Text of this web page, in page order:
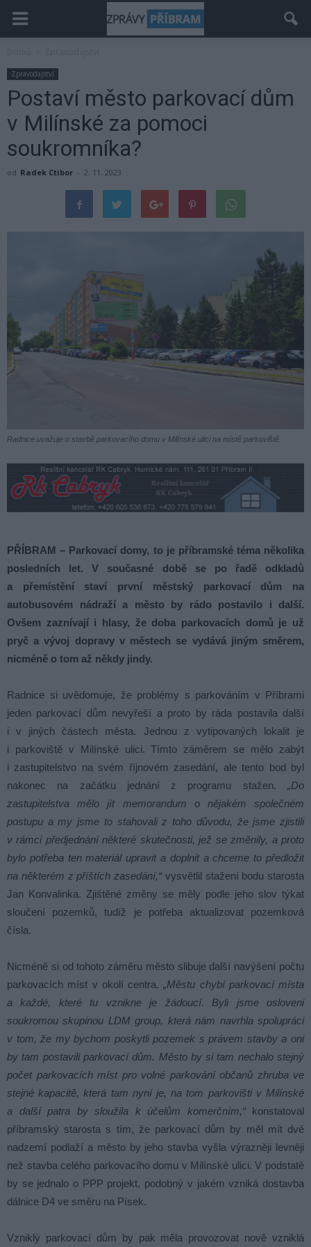
Zpravodajství
Postaví město parkovací dům
v Milínské za pomoci
soukromníka?
od Radek Ctibor - 2. 11. 2023
Radnice uvažuje o stavbě parkovacího domu v Milínské ulici na místě parkoviště.
PŘÍBRAM – Parkovací domy, to je příbramské téma několika
posledních let. V současné době se po řadě odkladů
a přemístění staví první městský parkovací dům na
autobusovém nádraží a město by rádo postavilo i další.
Ovšem zaznívají i hlasy, že doba parkovacích domů je už
pryč a vývoj dopravy v městech se vydává jiným směrem,
nicméně o tom až někdy jindy.
Radnice si uvědomuje, že problémy s parkováním v Příbrami
jeden parkovací dům nevyřeší a proto by ráda postavila další
i v jiných částech města. Jednou z vytipovaných lokalit je
i parkoviště v Milínské ulici. Tímto záměrem se mělo zabýt
i zastupitelstvo na svém říjnovém zasedání, ale tento bod byl
nakonec na začátku jednání z programu stažen. „Do
zastupitelstva mělo jít memorandum o nějakém společném
postupu a my jsme to stahovali z toho důvodu, že jsme zjistili
v rámci předjednání některé skutečnosti, jež se změnily, a proto
bylo potřeba ten materiál upravit a doplnit a chceme to předložit
na některém z příštích zasedání,“ vysvětlil stažení bodu starosta
Jan Konvalinka. Zjištěné změny se měly podle jeho slov týkat
sloučení pozemků, tudíž je potřeba aktualizovat pozemková
čísla.
Nicméně si od tohoto záměru město slibuje další navýšení počtu
parkovacích míst v okolí centra. „Městu chybí parkovací místa
a každé, které tu vznikne je žádoucí. Byli jsme osloveni
soukromou skupinou LDM group, která nám navrhla spolupráci
v tom, že my bychom poskytli pozemek s právem stavby a oni
by tam postavili parkovací dům. Město by si tam nechalo stejný
počet parkovacích míst pro volné parkování občanů zhruba ve
stejné kapacitě, která tam nyní je, na tom parkovišti v Milínské
a další patra by sloužila k účelům komerčním,“konstatoval
příbramský starosta s tím, že parkovací dům by měl mít dvě
nadzemí podlaží a město by jeho stavba vyšla výrazněji levněji
než stavba celého parkovacího domu v Milínské ulici. V podstatě
by se jednalo o PPP projekt, podobný v jakém vzniká dostavba
dálnice D4 ve směru na Písek.
Vzniklý parkovací dům by pak měla provozovat nově vzniklá